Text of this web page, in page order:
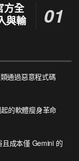
方全
與輸
通過惡意程式碼
的軟體瘦身革命
成本僅 Gemini 的